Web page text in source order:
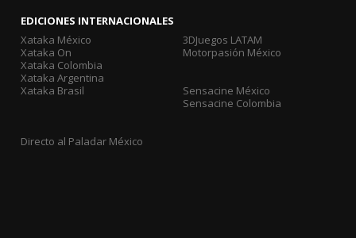
EDICIONES INTERNACIONALES
Xataka México
Xataka On
Xataka Colombia
Xataka Argentina
Xataka Brasil
3DJuegos LATAM
Motorpasión México
Sensacine México
Sensacine Colombia
Directo al Paladar México